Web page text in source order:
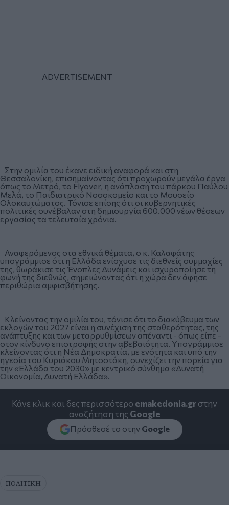
Στην ομιλία του έκανε ειδική αναφορά και στη
Θεσσαλονίκη, επισημαίνοντας ότι προχωρούν μεγάλα έργα
όπως το Μετρό, το Flyover, η ανάπλαση του πάρκου Παύλου
Μελά, το Παιδιατρικό Νοσοκομείο και το Μουσείο
Ολοκαυτώματος. Τόνισε επίσης ότι οι κυβερνητικές
πολιτικές συνέβαλαν στη δημιουργία 600.000 νέων θέσεων
εργασίας τα τελευταία χρόνια.
Αναφερόμενος στα εθνικά θέματα, ο κ. Καλαφάτης
υπογράμμισε ότι η Ελλάδα ενίσχυσε τις διεθνείς συμμαχίες
της, θωράκισε τις Ένοπλες Δυνάμεις και ισχυροποίησε τη
φωνή της διεθνώς, σημειώνοντας ότι η χώρα δεν άφησε
περιθώρια αμφισβήτησης.
Κλείνοντας την ομιλία του, τόνισε ότι το διακύβευμα των
εκλογών του 2027 είναι η συνέχιση της σταθερότητας, της
ανάπτυξης και των μεταρρυθμίσεων απέναντι - όπως είπε -
στον κίνδυνο επιστροφής στην αβεβαιότητα. Υπογράμμισε
κλείνοντας ότι η Νέα Δημοκρατία, με ενότητα και υπό την
ηγεσία του Κυριάκου Μητσοτάκη, συνεχίζει την πορεία για
την «Ελλάδα του 2030» με κεντρικό σύνθημα «Δυνατή
Οικονομία, Δυνατή Ελλάδα».
Κάνε κλικ και δες περισσότερο emakedonia.grστην
αναζήτηση της Google
Πρόσθεσέ το στην Google
ΠΟΛΙΤΙΚΗ